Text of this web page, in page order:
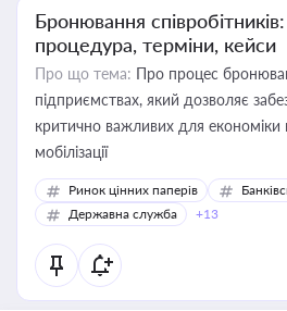
Бронювання співробітників:
процедура, терміни, кейси
Про що тема: Про процес
підприємствах, який дозволяє
критично важливих для економіки
мобілізації
Ринок цінних паперів
Державна служба
+13